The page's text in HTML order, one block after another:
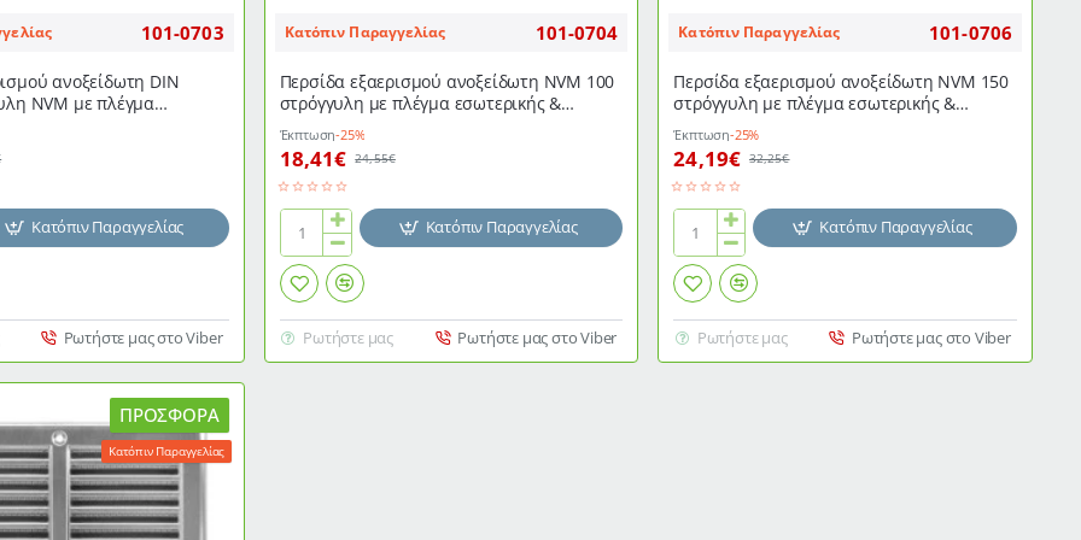
101-0703
ανοξείδωτη DIN
NVM με πλέγμα
Κατόπιν Παραγγελίας
Ρωτήστε μας στο Viber
Κατόπιν Παραγγελίας 101-0704
Περσίδα εξαερισμού ανοξείδωτη NVM 100
στρόγγυλη με πλέγμα εσωτερικής &
Έκπτωση-25%
18,41€ 24,55€
Περσίδα
εξαερισμού
ανοξείδωτη
NVM
100
στρόγγυλη
Κατόπιν Παραγγελίας
Ρωτήστε μας Ρωτήστε μας στο Viber
Κατόπιν Παραγγελίας 101-0706
Περσίδα εξαερισμού ανοξείδωτη NVM 150
στρόγγυλη με πλέγμα εσωτερικής &
Έκπτωση-25%
24,19€ 32,25€
Περσίδα
εξαερισμού
ανοξείδωτη
NVM
150
στρόγγυλη
Κατόπιν Παραγγελίας
Ρωτήστε μας Ρωτήστε μας στο Viber
ΠΡΟΣΦΟΡΆ
Κατόπιν Παραγγελίας